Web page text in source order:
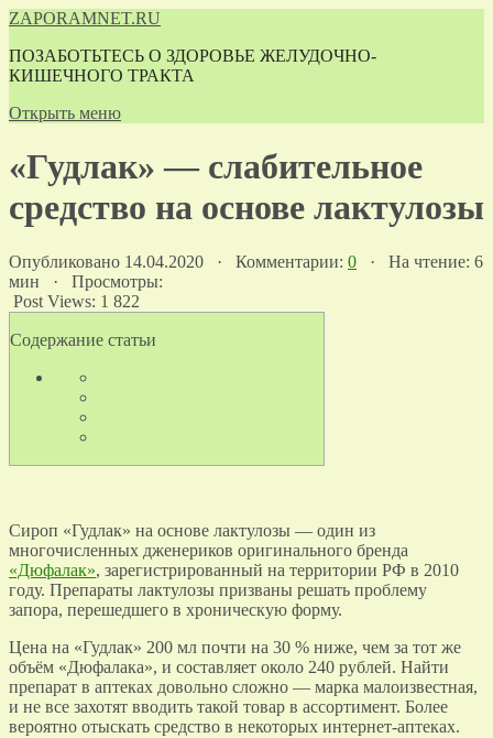
ZAPORAMNET.RU
ПОЗАБОТЬТЕСЬ О ЗДОРОВЬЕ ЖЕЛУДОЧНО-
КИШЕЧНОГО ТРАКТА
Открыть меню
«Гудлак» — слабительное
средство на основе лактулозы
Опубликовано 14.04.2020 · Комментарии: 0 · На чтение: 6
мин · Просмотры:
Post Views: 1 822
Содержание статьи
Сироп «Гудлак» на основе лактулозы — один из
многочисленных дженериков оригинального бренда
«Дюфалак», зарегистрированный на территории РФ в 2010
году. Препараты лактулозы призваны решать проблему
запора, перешедшего в хроническую форму.
Цена на «Гудлак» 200 мл почти на 30 % ниже, чем за тот же
объём «Дюфалака», и составляет около 240 рублей. Найти
препарат в аптеках довольно сложно — марка малоизвестная,
и не все захотят вводить такой товар в ассортимент. Более
вероятно отыскать средство в некоторых интернет-аптеках.